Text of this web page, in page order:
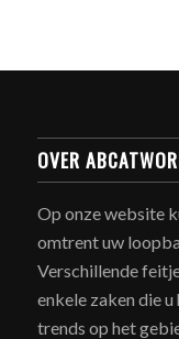
OVER
Op onze website
omtrent uw
Verschillende
enkele zaken die
trends op het